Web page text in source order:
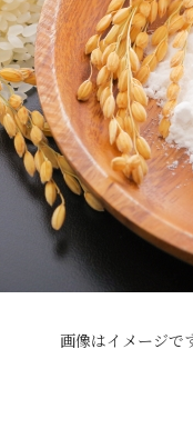
画像はイメージで